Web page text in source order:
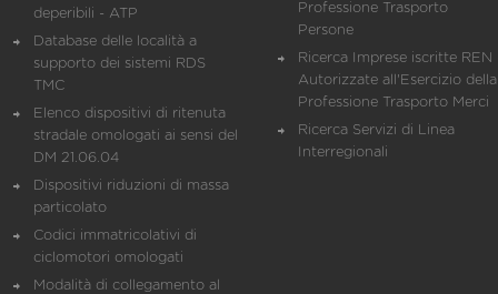
deperibili - ATP
Database delle località a
supporto dei sistemi RDS
TMC
Elenco dispositivi di ritenuta
stradale omologati ai sensi del
DM 21.06.04
Dispositivi riduzioni di massa
particolato
Codici immatricolativi di
ciclomotori omologati
Modalità di collegamento al
Professione Trasporto
Persone
Ricerca Imprese iscritte REN
Autorizzate all'Esercizio della
Professione Trasporto Merci
Ricerca Servizi di Linea
Interregionali